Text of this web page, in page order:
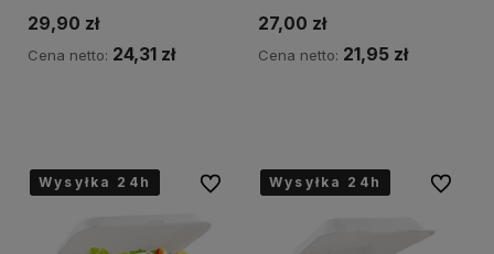
29,90 zł
Cena netto: 24,31 zł
27,00 zł
Cena netto: 21,95 zł
Wysyłka 24h
Wysyłka 24h
Wysyłka 24h
Wysyłka 24h Do ulubionychWysyłka 24h
Wysyłka 24h
Wysyłka 24h
Wysyłka 24h Do